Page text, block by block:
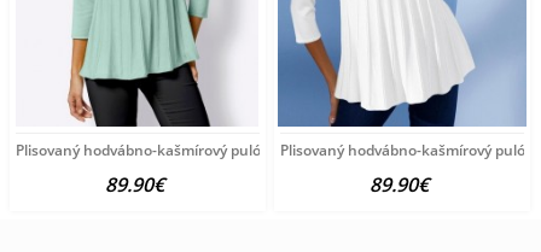
Plisovaný hodvábno-kašmírový pulóver vzhľadom Création
89.90€
Plisovaný hodvábno-kašmírový
89.90€